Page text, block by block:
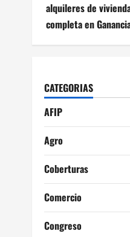
alquileres de
completa en
CATEGORIAS
AFIP
Agro
Coberturas
Comercio
Congreso